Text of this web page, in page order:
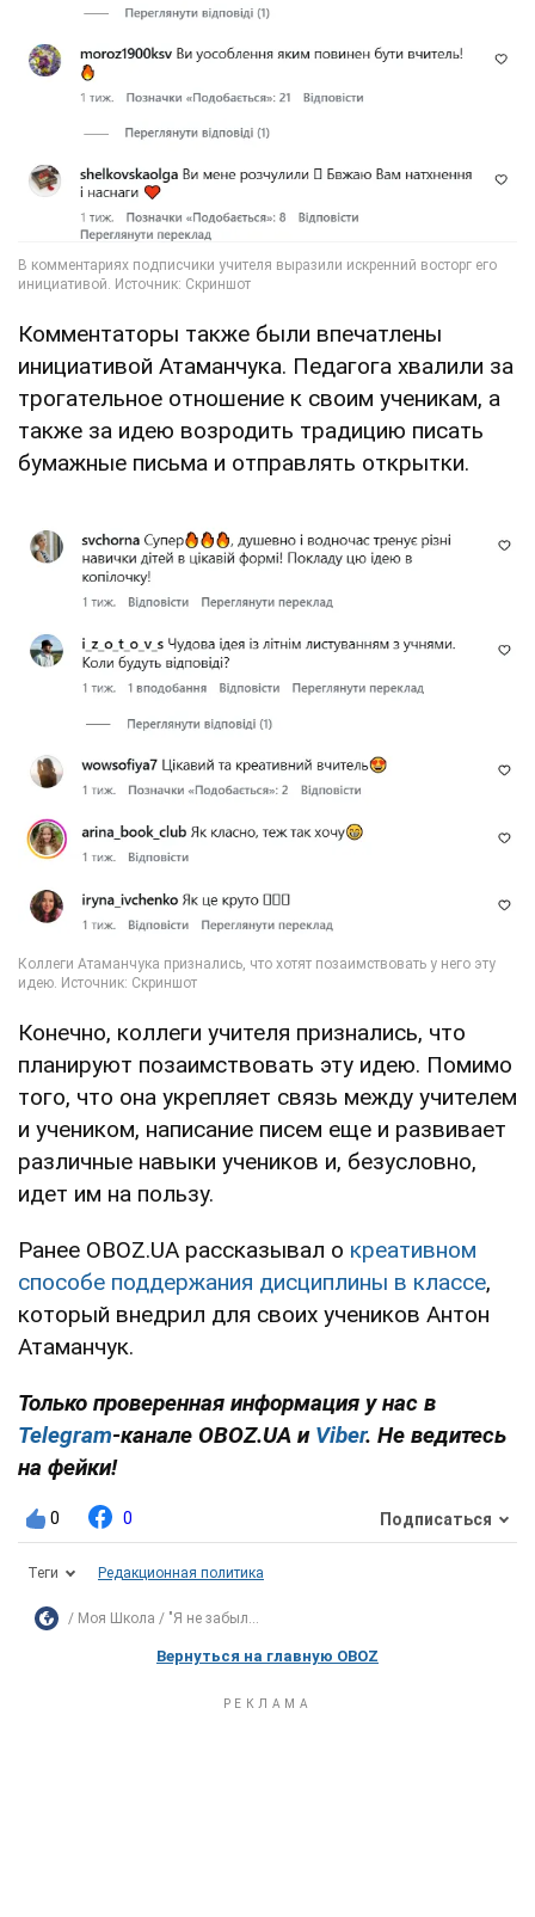
Комментаторы также были впечатлены
инициативой Атаманчука. Педагога хвалили за
трогательное отношение к своим ученикам, а
также за идею возродить традицию писать
бумажные письма и отправлять открытки.
Конечно, коллеги учителя признались, что
планируют позаимствовать эту идею. Помимо
того, что она укрепляет связь между учителем
и учеником, написание писем еще и развивает
различные навыки учеников и, безусловно,
идет им на пользу.
Ранее OBOZ.UA рассказывал о креативном
способе поддержания дисциплины в классе,
который внедрил для своих учеников Антон
Атаманчук.
Только проверенная информация у нас в
Telegram-канале OBOZ.UA и Viber. Не ведитесь
на фейки!
0 0 Подписаться
Теги Редакционная политика
Моя Школа "Я не забыл...
Вернуться на главную OBOZ